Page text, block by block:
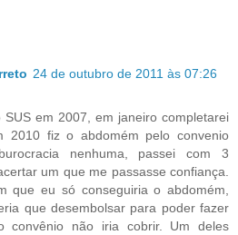
24 de outubro de 2011 às 07:26
SUS em 2007, em janeiro completarei
2010 fiz o abdomém pelo convenio
nenhuma, passei com 3
um que me passasse confiança.
que eu só conseguiria o abdomém,
que desembolsar para poder fazer
convênio não iria cobrir. Um deles